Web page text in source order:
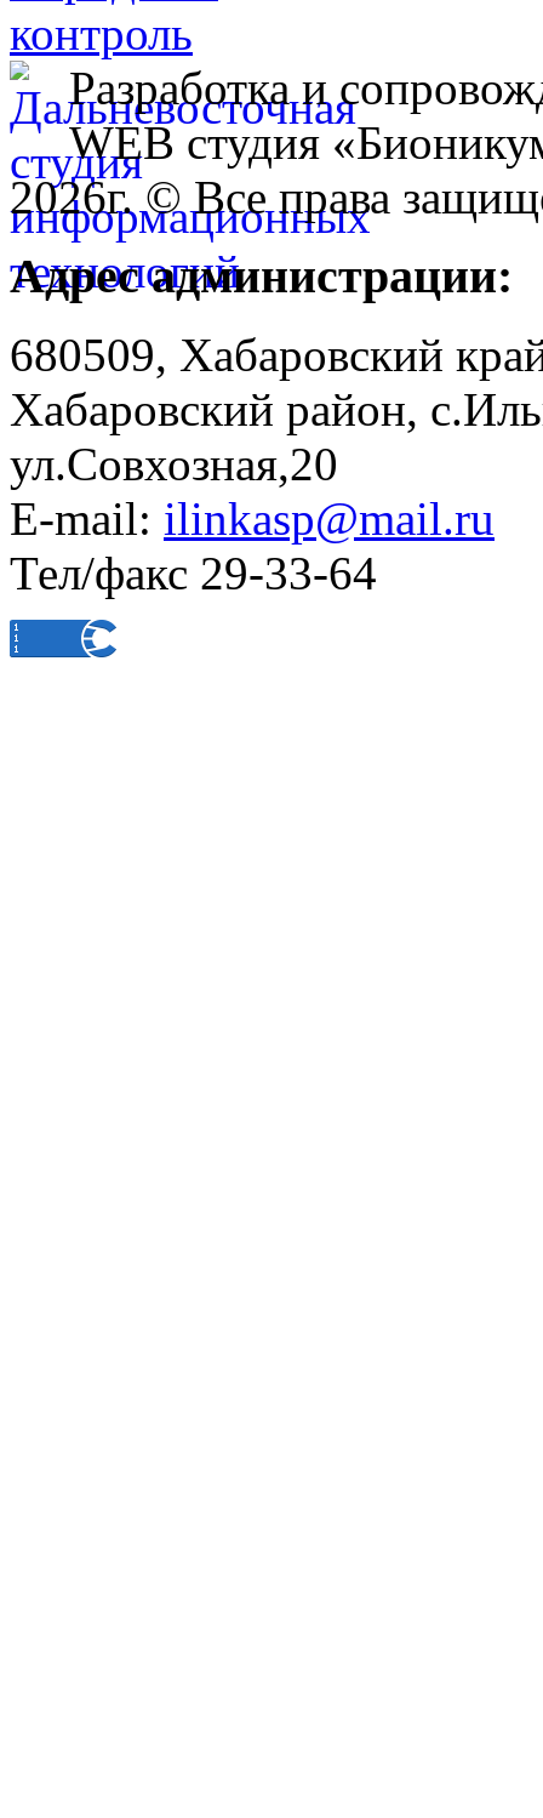
Разработка и
WEB студия
2026г. © Все права
Адрес администрации:
680509, Хабаровский
Хабаровский район,
ул.Совхозная,20
E-mail: ilinkasp@mail.ru
Тел/факс 29-33-64